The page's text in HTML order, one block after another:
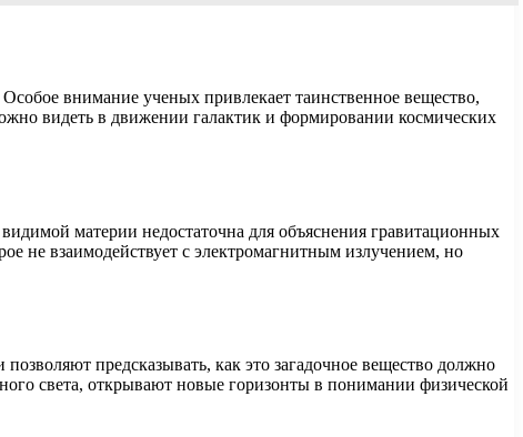
внимание ученых привлекает таинственное вещество,
видеть в движении галактик и формировании космических
материи недостаточна для объяснения гравитационных
не взаимодействует с электромагнитным излучением, но
предсказывать, как это загадочное вещество должно
света, открывают новые горизонты в понимании физической